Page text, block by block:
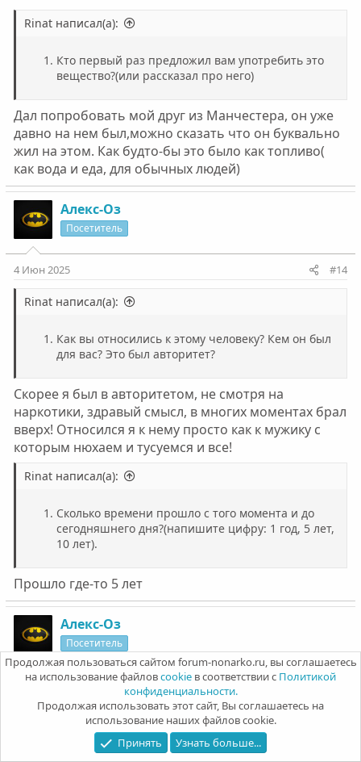
Rinat написал(а):
Кто первый раз предложил вам употребить это
вещество?(или рассказал про него)
Дал попробовать мой друг из Манчестера, он уже
давно на нем был,можно сказать что он буквально
жил на этом. Как будто-бы это было как топливо(
как вода и еда, для обычных людей)
Алекс-Оз
Посетитель
4 Июн 2025 #14
Rinat написал(а):
Как вы относились к этому человеку? Кем он был
для вас? Это был авторитет?
Скорее я был в авторитетом, не смотря на
наркотики, здравый смысл, в многих моментах брал
вверх! Относился я к нему просто как к мужику с
которым нюхаем и тусуемся и все!
Rinat написал(а):
Сколько времени прошло с того момента и до
сегодняшнего дня?(напишите цифру: 1 год, 5 лет,
10 лет).
Прошло где-то 5 лет
Алекс-Оз
Посетитель
4 Июн 2025 #15
Rinat написал(а):
Вы купили наркотик или он достался вам
Продолжая пользоваться сайтом forum-nonarko.ru, вы соглашаетесь
на использование файловcookie в соответствии с Политикой
конфиденциальности.
Продолжая использовать этот сайт, Вы соглашаетесь на
использование наших файлов cookie.
Принять
Узнать больше...